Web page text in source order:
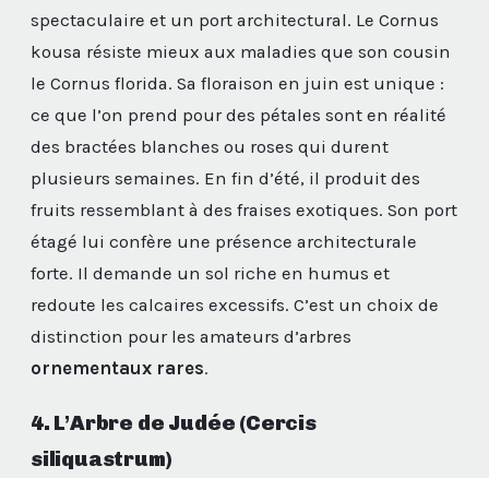
spectaculaire et un port architectural. Le Cornus
kousa résiste mieux aux maladies que son cousin
le Cornus florida. Sa floraison en juin est unique :
ce que l’on prend pour des pétales sont en réalité
des bractées blanches ou roses qui durent
plusieurs semaines. En fin d’été, il produit des
fruits ressemblant à des fraises exotiques. Son port
étagé lui confère une présence architecturale
forte. Il demande un sol riche en humus et
redoute les calcaires excessifs. C’est un choix de
distinction pour les amateurs d’arbres
ornementaux rares.
4. L’Arbre de Judée (Cercis
siliquastrum)